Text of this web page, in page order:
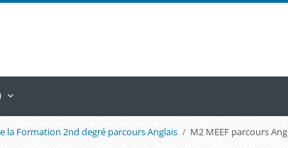
la Formation 2nd degré parcours Anglais M2 MEEF parcours